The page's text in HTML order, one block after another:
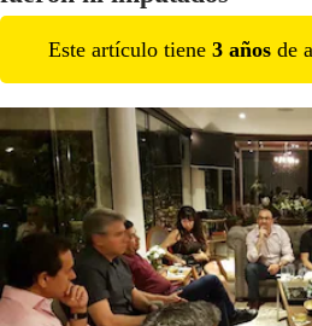
Este artículo tiene 3 años de